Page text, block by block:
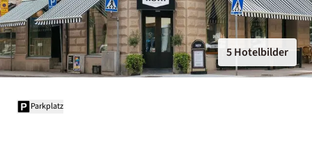
5 Hotelbilder
Parkplatz